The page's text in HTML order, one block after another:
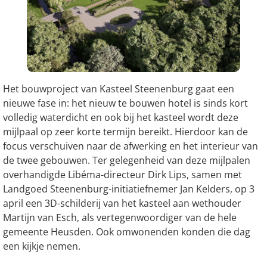
Het bouwproject van Kasteel Steenenburg gaat een
nieuwe fase in: het nieuw te bouwen hotel is sinds kort
volledig waterdicht en ook bij het kasteel wordt deze
mijlpaal op zeer korte termijn bereikt. Hierdoor kan de
focus verschuiven naar de afwerking en het interieur van
de twee gebouwen. Ter gelegenheid van deze mijlpalen
overhandigde Libéma-directeur Dirk Lips, samen met
Landgoed Steenenburg-initiatiefnemer Jan Kelders, op 3
april een 3D-schilderij van het kasteel aan wethouder
Martijn van Esch, als vertegenwoordiger van de hele
gemeente Heusden. Ook omwonenden konden die dag
een kijkje nemen.